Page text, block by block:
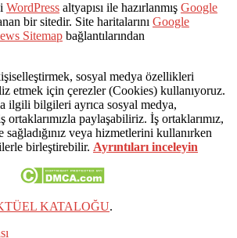
WordPress altyapısı ile hazırlanmış Google
bir sitedir. Site haritalarını Google
Sitemap bağlantılarından
sosyal medya özellikleri
etmek için çerezler (Cookies) kullanıyoruz.
ilgili bilgileri ayrıca sosyal medya,
ortaklarımızla paylaşabiliriz. İş ortaklarımız,
veya hizmetlerini kullanırken
birleştirebilir. Ayrıntıları inceleyin
KATALOĞU.